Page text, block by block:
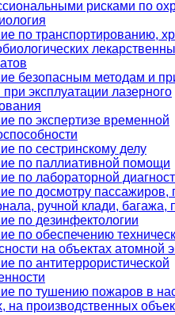
рисками по
по транспортированию,
безопасным методам и
эксплуатации лазерного
по экспертизе временной
по сестринскому делу
по паллиативной помощи
по лабораторной
по досмотру пассажиров,
ручной клади, багажа,
по дезинфектологии
по обеспечению
на объектах атомной
по антитеррористической
по тушению пожаров в
на производственных